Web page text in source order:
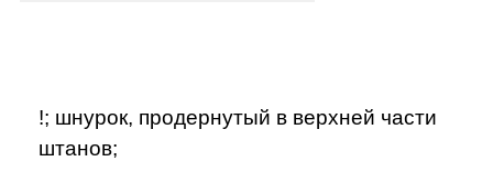
!; шнурок, продернутый в верхней части
штанов;